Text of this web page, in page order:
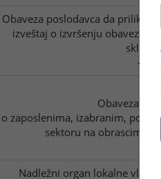
Obaveza poslodavca da prilikom
izveštaj o izvršenju obaveze
skladu
-
Obaveza
o zaposlenima, izabranim,
sektoru na obrascima
Nadležni organ lokalne vlasti